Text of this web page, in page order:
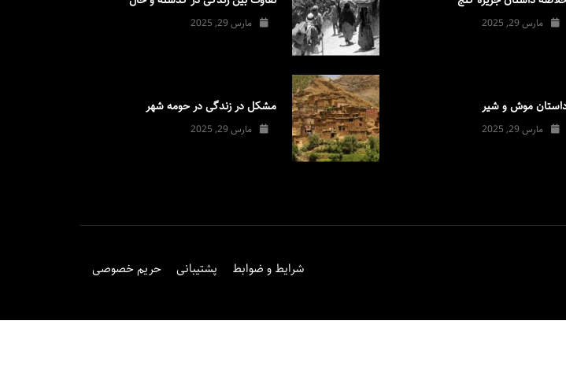
مارس 29, 2025
موش و شیر
مارس 29, 2025
مارس 29, 2025
مشکل در زندگی در حومه شهر
مارس 29, 2025
شرایط و ضوابط پشتیبانی حریم خصوصی